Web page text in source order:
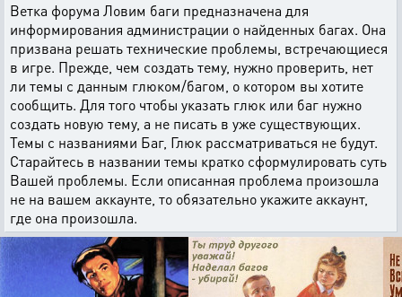
Ветка форума Ловим баги предназначена для
информирования администрации о найденных багах. Она
призвана решать технические проблемы, встречающиеся
в игре. Прежде, чем создать тему, нужно проверить, нет
ли темы с данным глюком/багом, о котором вы хотите
сообщить. Для того чтобы указать глюк или баг нужно
создать новую тему, а не писать в уже существующих.
Темы с названиями Баг, Глюк рассматриваться не будут.
Старайтесь в названии темы кратко сформулировать суть
Вашей проблемы. Если описанная проблема произошла
не на вашем аккаунте, то обязательно укажите аккаунт,
где она произошла.